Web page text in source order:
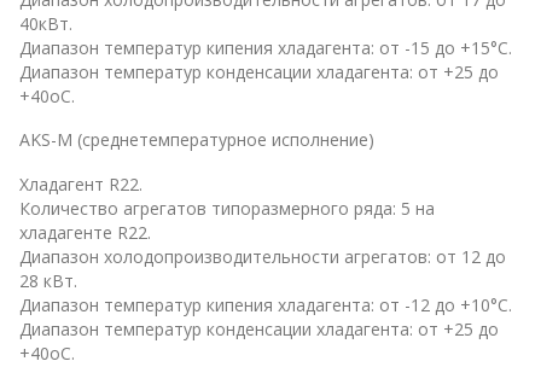
40кВт.
Диапазон температур кипения хладагента: от -15 до +15°С.
Диапазон температур конденсации хладагента: от +25 до
+40оС.
AKS-M (среднетемпературное исполнение)
Хладагент R22.
Количество агрегатов типоразмерного ряда: 5 на
хладагенте R22.
Диапазон холодопроизводительности агрегатов: от 12 до
28 кВт.
Диапазон температур кипения хладагента: от -12 до +10°С.
Диапазон температур конденсации хладагента: от +25 до
+40оС.